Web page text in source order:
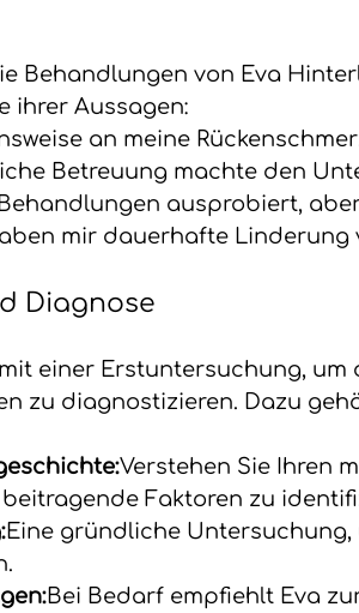
Behandlungen von Eva
ihrer Aussagen:
an meine
Betreuung machte den
ausprobiert,
mir dauerhafte Linderung
Diagnose
einer Erstuntersuchung, um
zu diagnostizieren. Dazu
Verstehen Sie Ihren
Faktoren zu
Eine gründliche Untersuchung,
Bei Bedarf empfiehlt Eva